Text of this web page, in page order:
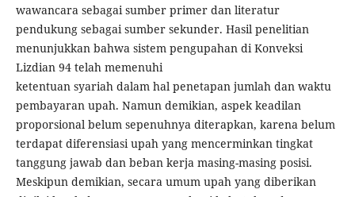
wawancara sebagai sumber primer dan literatur
pendukung sebagai sumber sekunder. Hasil penelitian
menunjukkan bahwa sistem pengupahan di Konveksi
Lizdian 94 telah memenuhi
ketentuan syariah dalam hal penetapan jumlah dan waktu
pembayaran upah. Namun demikian, aspek keadilan
proporsional belum sepenuhnya diterapkan, karena belum
terdapat diferensiasi upah yang mencerminkan tingkat
tanggung jawab dan beban kerja masing-masing posisi.
Meskipun demikian, secara umum upah yang diberikan